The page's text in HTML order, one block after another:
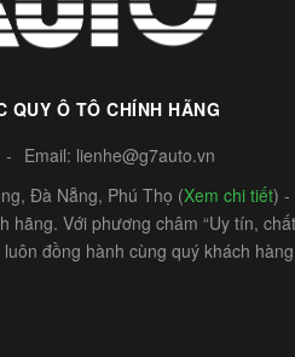
QUY Ô TÔ CHÍNH HÃNG
- Email: lienhe@g7auto.vn
Đà Nẵng, Phú Thọ (Xem chi tiết) -
Với phương châm “Uy tín,
đồng hành cùng quý khách